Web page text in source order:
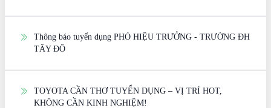
Thông báo tuyển dụng PHÓ HIỆU TRƯỞNG - TRƯỜNG ĐH
TÂY ĐÔ
TOYOTA CẦN THƠ TUYỂN DỤNG – VỊ TRÍ HOT,
KHÔNG CẦN KINH NGHIỆM!